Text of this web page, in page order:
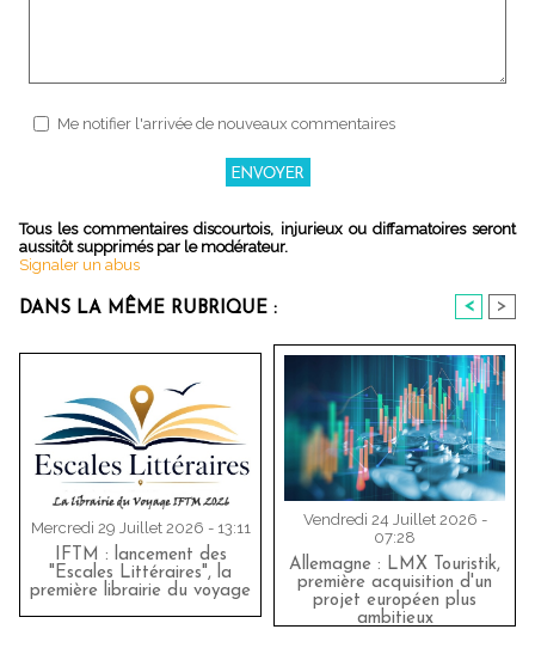
Me notifier l'arrivée de nouveaux commentaires
Tous les commentaires discourtois, injurieux ou diffamatoires seront
aussitôt supprimés par le modérateur.
Signaler un abus
DANS LA MÊME RUBRIQUE : < >
Mercredi 29 Juillet 2026 - 13:11
IFTM : lancement des
"Escales Littéraires", la
première librairie du voyage
Vendredi 24 Juillet 2026 -
07:28
Allemagne : LMX Touristik,
première acquisition d'un
projet européen plus
ambitieux